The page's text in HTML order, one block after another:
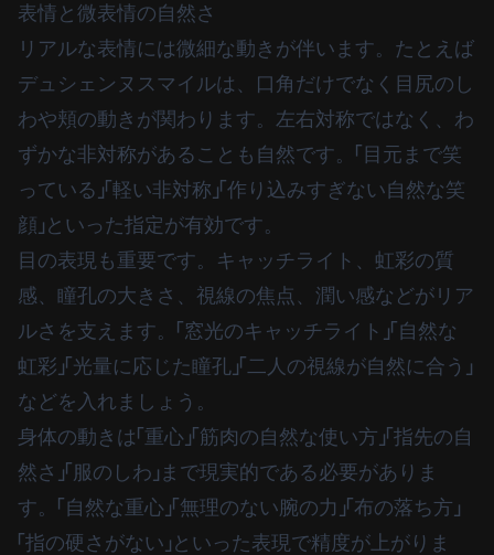
表情と微表情の自然さ
リアルな表情には微細な動きが伴います。たとえば
デュシェンヌスマイルは、口角だけでなく目尻のし
わや頬の動きが関わります。左右対称ではなく、わ
ずかな非対称があることも自然です。「目元まで笑
っている」「軽い非対称」「作り込みすぎない自然な笑
顔」といった指定が有効です。
目の表現も重要です。キャッチライト、虹彩の質
感、瞳孔の大きさ、視線の焦点、潤い感などがリア
ルさを支えます。「窓光のキャッチライト」「自然な
虹彩」「光量に応じた瞳孔」「二人の視線が自然に合う」
などを入れましょう。
身体の動きは「重心」「筋肉の自然な使い方」「指先の自
然さ」「服のしわ」まで現実的である必要がありま
す。「自然な重心」「無理のない腕の力」「布の落ち方」
「指の硬さがない」といった表現で精度が上がりま